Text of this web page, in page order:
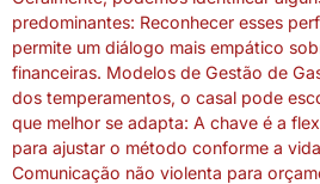
predominantes: Reconhecer esses
permite um diálogo mais empático
financeiras. Modelos de Gestão de
dos temperamentos, o casal pode
que melhor se adapta: A chave é a
para ajustar o método conforme a
Comunicação não violenta para